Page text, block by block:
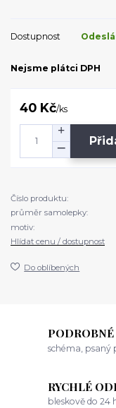
Dostupnost
Nejsme plátci DPH
40 Kč/ks
Číslo produktu:
průměr samolepky:
motiv:
Hlídat cenu / dostupnost
Do oblíbených
schéma, psaný
RYCHLÉ
bleskově do 24